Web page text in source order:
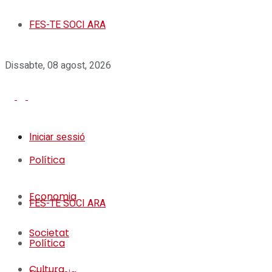
FES-TE SOCI ARA
Dissabte, 08 agost, 2026
Iniciar sessió
Política
Economia
Societat
FES-TE SOCI ARA
Política